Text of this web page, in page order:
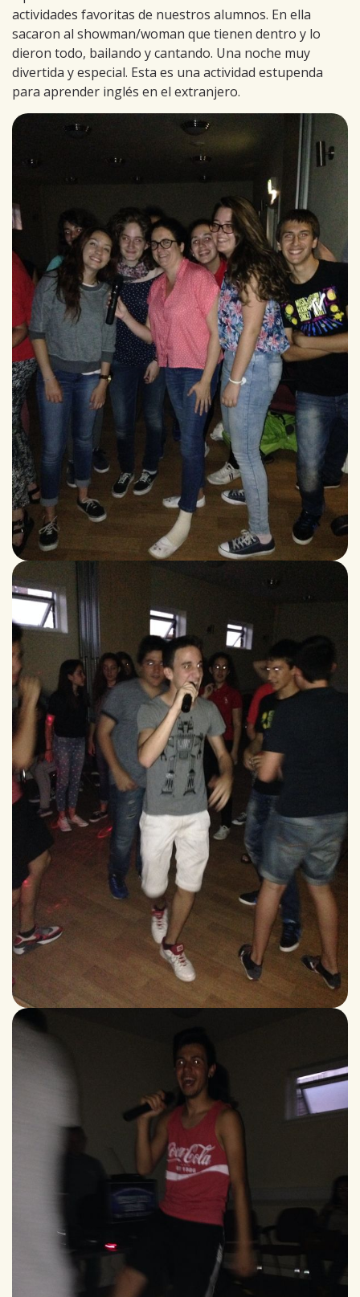
actividades favoritas de nuestros alumnos. En ella
sacaron al showman/woman que tienen dentro y lo
dieron todo, bailando y cantando. Una noche muy
divertida y especial. Esta es una actividad estupenda
para aprender inglés en el extranjero.